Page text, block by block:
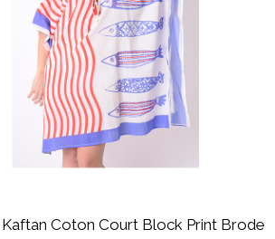
Kaftan Coton Court Block Print Brode